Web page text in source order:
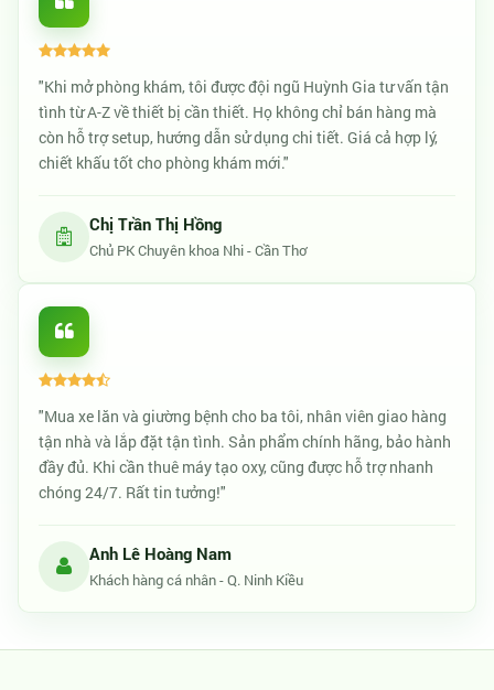
"Khi mở phòng khám, tôi được đội ngũ Huỳnh Gia tư vấn tận
tình từ A-Z về thiết bị cần thiết. Họ không chỉ bán hàng mà
còn hỗ trợ setup, hướng dẫn sử dụng chi tiết. Giá cả hợp lý,
chiết khấu tốt cho phòng khám mới."
Chị Trần Thị Hồng
Chủ PK Chuyên khoa Nhi - Cần Thơ
"Mua xe lăn và giường bệnh cho ba tôi, nhân viên giao hàng
tận nhà và lắp đặt tận tình. Sản phẩm chính hãng, bảo hành
đầy đủ. Khi cần thuê máy tạo oxy, cũng được hỗ trợ nhanh
chóng 24/7. Rất tin tưởng!"
Anh Lê Hoàng Nam
Khách hàng cá nhân - Q. Ninh Kiều